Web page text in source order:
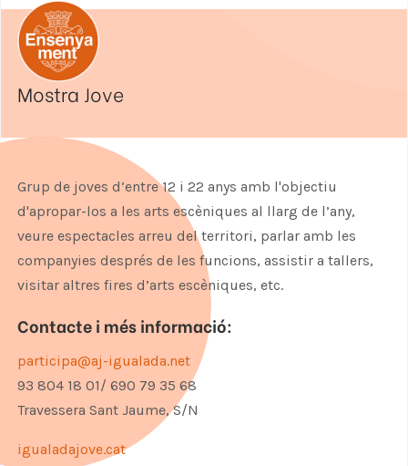
Mostra Jove
Grup de joves d’entre 12 i 22 anys amb l'objectiu
d'apropar-los a les arts escèniques al llarg de l’any,
veure espectacles arreu del territori, parlar amb les
companyies després de les funcions, assistir a tallers,
visitar altres fires d’arts escèniques, etc.
Contacte i més informació:
participa@aj-igualada.net
93 804 18 01/ 690 79 35 68
Travessera Sant Jaume, S/N
igualadajove.cat